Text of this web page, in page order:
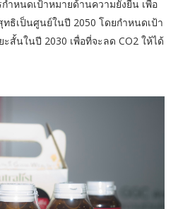
ำหนดเป้าหมายด้านความยั่งยืน เพื่อ
ธิเป็นศูนย์ในปี 2050 โดยกำหนดเป้า
สั้นในปี 2030 เพื่อที่จะลด CO2 ให้ได้